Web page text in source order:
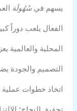
يسهم في سُهُولَة
الفعال يلعب دوراً
المحلية والعالمية
التصميم والجودة
اتخاذ خطوات